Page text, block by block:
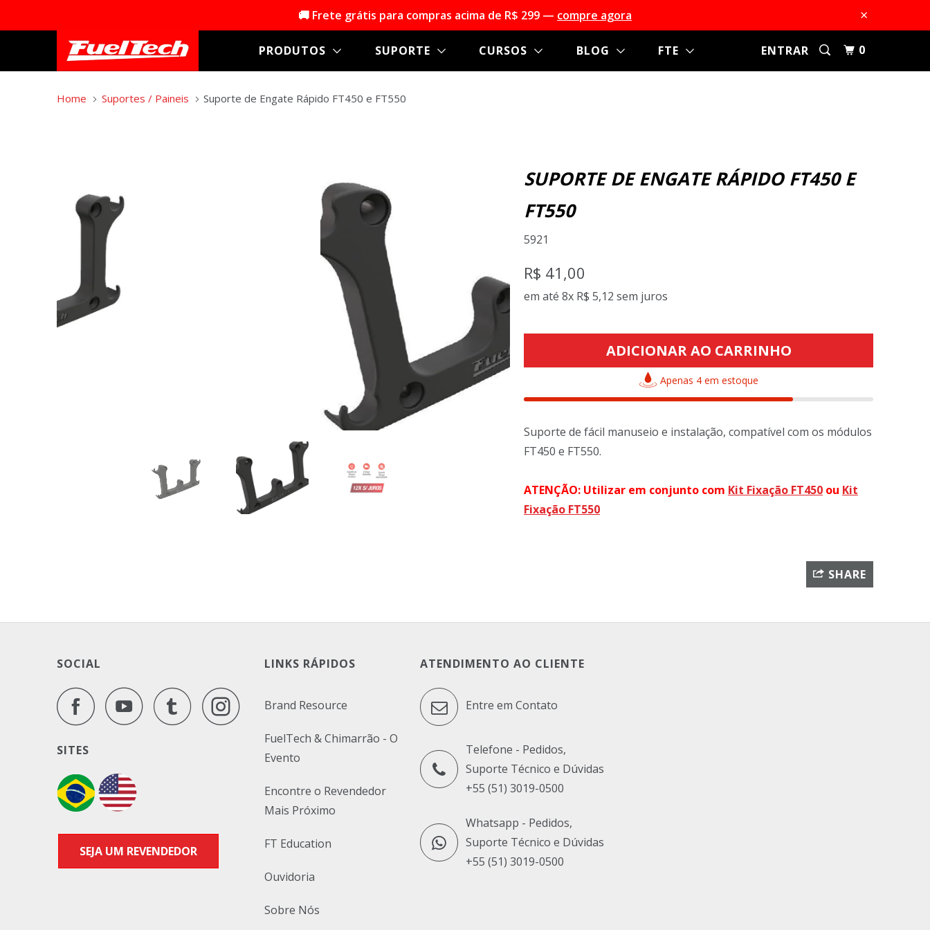
🚚 Frete grátis para compras acima de R$ 299 — compre agora ×
ENTRAR 0
PRODUTOS SUPORTE CURSOS BLOG FTE
Sensores, Válvulas e Acessórios ›
Home Suportes / Paineis Suporte de Engate Rápido FT450 e FT550
SUPORTE DE ENGATE RÁPIDO FT450 E
FT550
5921
R$ 41,00
em até 8x R$ 5,12 sem juros
ADICIONAR AO CARRINHO
Apenas 4 em estoque
Suporte de fácil manuseio e instalação, compatível com os módulos
FT450 e FT550.
ATENÇÃO: Utilizar em conjunto com Kit Fixação FT450 ou Kit
Fixação FT550
SHARE
SOCIAL
SITES
SEJA UM REVENDEDOR
LINKS RÁPIDOS
Brand Resource
FuelTech & Chimarrão - O
Evento
Encontre o Revendedor
Mais Próximo
FT Education
Ouvidoria
Sobre Nós
ATENDIMENTO AO CLIENTE
Entre em Contato
Telefone - Pedidos,
Suporte Técnico e Dúvidas
+55 (51) 3019-0500
Whatsapp - Pedidos,
Suporte Técnico e Dúvidas
+55 (51) 3019-0500